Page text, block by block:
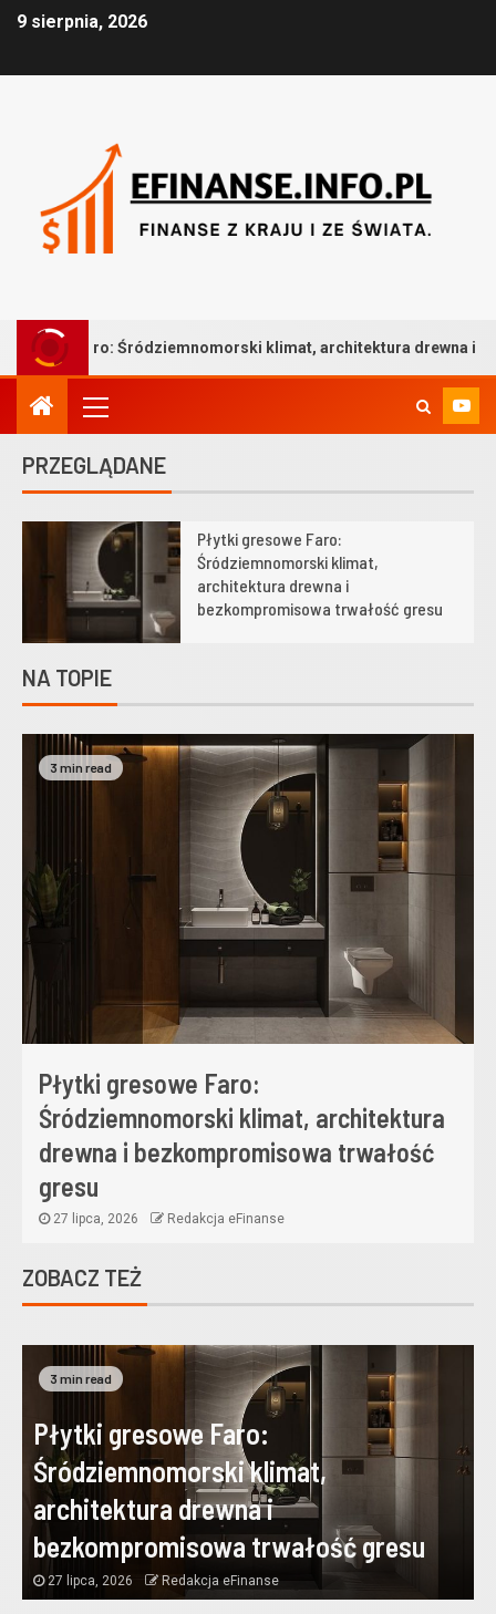
9 sierpnia, 2026
klimat, architektura drewna i bezkompromisowa
PRZEGLĄDANE
Płytki gresowe Faro:
Śródziemnomorski klimat,
architektura drewna i
bezkompromisowa trwałość gresu
NA TOPIE
3 min read
Płytki gresowe Faro:
Śródziemnomorski klimat, architektura
drewna i bezkompromisowa trwałość
gresu
27 lipca, 2026 Redakcja eFinanse
ZOBACZ TEŻ
3 min read
Płytki gresowe Faro:
Śródziemnomorski klimat,
architektura drewna i
bezkompromisowa trwałość gresu
27 lipca, 2026 Redakcja eFinanse